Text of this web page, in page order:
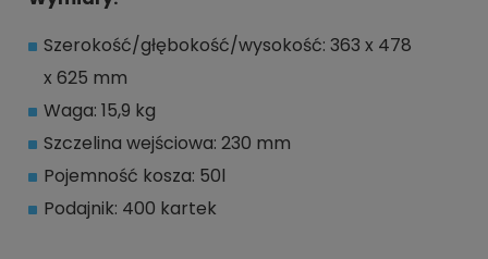
Szerokość/głębokość/wysokość: 363 x 478
x 625 mm
Waga: 15,9 kg
Szczelina wejściowa: 230 mm
Pojemność kosza: 50l
Podajnik: 400 kartek